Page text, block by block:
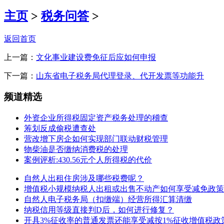
主页 > 税务问答>
返回首页
上一篇： 文化事业建设费免征后应如何申报
下一篇： 山东省电子税务局代理登录、代开发票等功能升
频道精选
外资企业所得税固定资产税务处理的稽查
筹划反成偷税遭查处
营改增下房企如何实现部门联动财税管理
物柴油是否缴纳消费税的处理
案例评析:430.56元个人所得税的代价
自然人出租住房涉及哪些税费呢？
增值税小规模纳税人出租或出售不动产如何享受减免政策
自然人电子税务局（扣缴端）经营所得汇算清缴
纳税信用等级直接判D后，如何进行修复？
开具3%征收率的普通发票还能享受减按1%征收增值税政